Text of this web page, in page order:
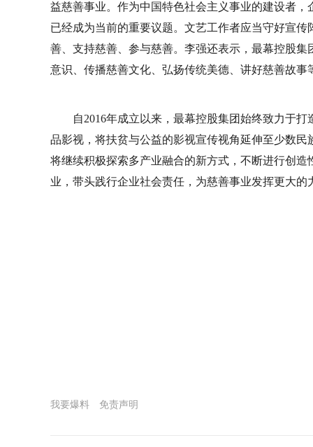
益慈善事业。作为中国特色社会主义事业的建设者
已经成为当前的重要议题。文艺工作者应当守好宣
善、支持慈善、参与慈善。李强还表示，最幕控股
意识、传播慈善文化、弘扬传统美德、讲好慈善故事
自2016年成立以来，最幕控股集团始终致力于
品影视，将扶贫与公益的影视宣传视角延伸至少数
将继续积极探索多产业融合的新方式，不断进行创
业，带头践行企业社会责任，为慈善事业发挥更大的
我要爆料 免责声明